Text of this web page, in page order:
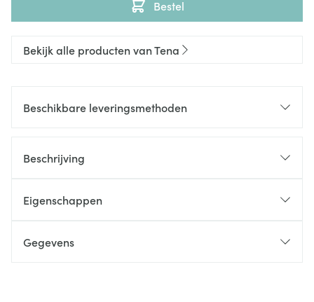
Bestel
Bekijk alle producten van Tena
Beschikbare leveringsmethoden
Beschrijving
Eigenschappen
Gegevens